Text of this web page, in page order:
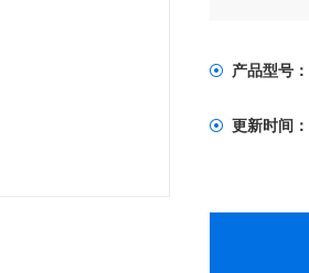
产品型号：
更新时间：